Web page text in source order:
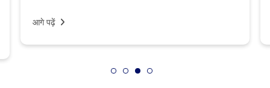
आगे पढ़ें